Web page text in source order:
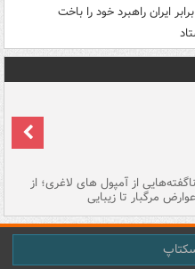
ایران راهبرد خود را باخت
ناگفته‌هایی از آمپول های لاغری؛ از
عوارض مرگبار تا زیبایی